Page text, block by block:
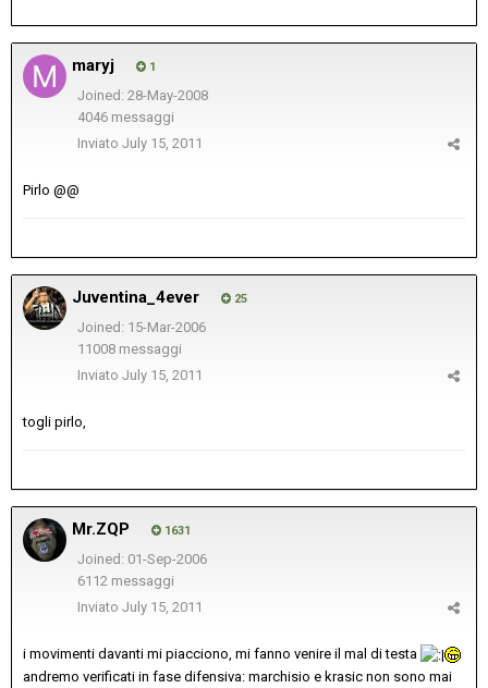
maryj 1
Joined: 28-May-2008
4046 messaggi
Inviato July 15, 2011
Pirlo @@
Juventina_4ever 25
Joined: 15-Mar-2006
11008 messaggi
Inviato July 15, 2011
togli pirlo,
Mr.ZQP 1631
Joined: 01-Sep-2006
6112 messaggi
Inviato July 15, 2011
i movimenti davanti mi piacciono, mi fanno venire il mal di testa
andremo verificati in fase difensiva: marchisio e krasic non sono mai